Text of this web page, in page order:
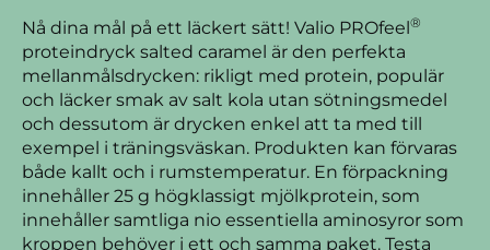
Nå dina mål på ett läckert sätt! Valio PROfeel®
proteindryck salted caramel är den perfekta
mellanmålsdrycken: rikligt med protein, populär
och läcker smak av salt kola utan sötningsmedel
och dessutom är drycken enkel att ta med till
exempel i träningsväskan. Produkten kan förvaras
både kallt och i rumstemperatur. En förpackning
innehåller 25 g högklassigt mjölkprotein, som
innehåller samtliga nio essentiella aminosyror som
kroppen behöver i ett och samma paket. Testa